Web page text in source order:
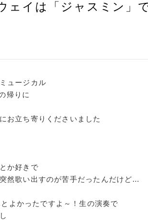
ェイは「ジャスミン」
ュージカル
帰りに
お立ち寄りくださいました
か好きで
然歌い出すのが苦手だったんだけど…
よかったですよ～！生の演奏で